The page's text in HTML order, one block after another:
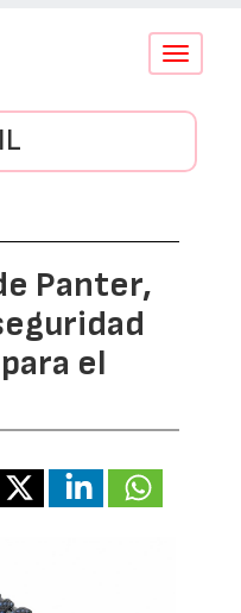
Conmutar
Panter,
el